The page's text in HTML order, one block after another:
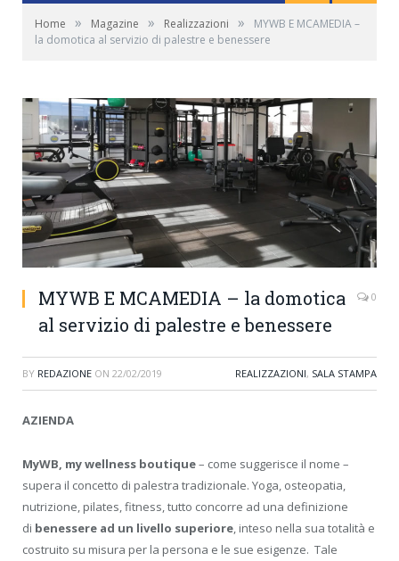
Home » Magazine » Realizzazioni »
MYWB E MCAMEDIA –
la domotica al servizio di palestre e benessere
MYWB E MCAMEDIA – la domotica
al servizio di palestre e benessere
0
BY REDAZIONE ON 22/02/2019 REALIZZAZIONI, SALA STAMPA
AZIENDA
MyWB, my wellness boutique– come suggerisce il nome –
supera il concetto di palestra tradizionale. Yoga, osteopatia,
nutrizione, pilates, fitness, tutto concorre ad una definizione
di benessere ad un livello superiore, inteso nella sua totalità e
costruito su misura per la persona e le sue esigenze. Tale